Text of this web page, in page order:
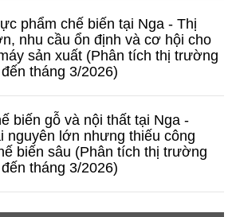
phẩm chế biến tại Nga - Thị
nhu cầu ổn định và cơ hội cho
sản xuất (Phân tích thị trường
tháng 3/2026)
biến gỗ và nội thất tại Nga -
nguyên lớn nhưng thiếu công
biến sâu (Phân tích thị trường
tháng 3/2026)